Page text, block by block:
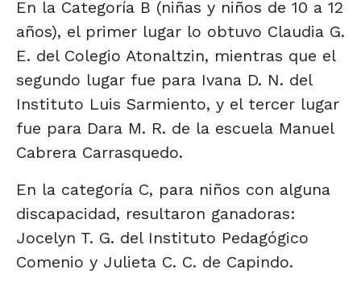
En la Categoría B (niñas y niños de 10 a 12
años), el primer lugar lo obtuvo Claudia G.
E. del Colegio Atonaltzin, mientras que el
segundo lugar fue para Ivana D. N. del
Instituto Luis Sarmiento, y el tercer lugar
fue para Dara M. R. de la escuela Manuel
Cabrera Carrasquedo.
En la categoría C, para niños con alguna
discapacidad, resultaron ganadoras:
Jocelyn T. G. del Instituto Pedagógico
Comenio y Julieta C. C. de Capindo.